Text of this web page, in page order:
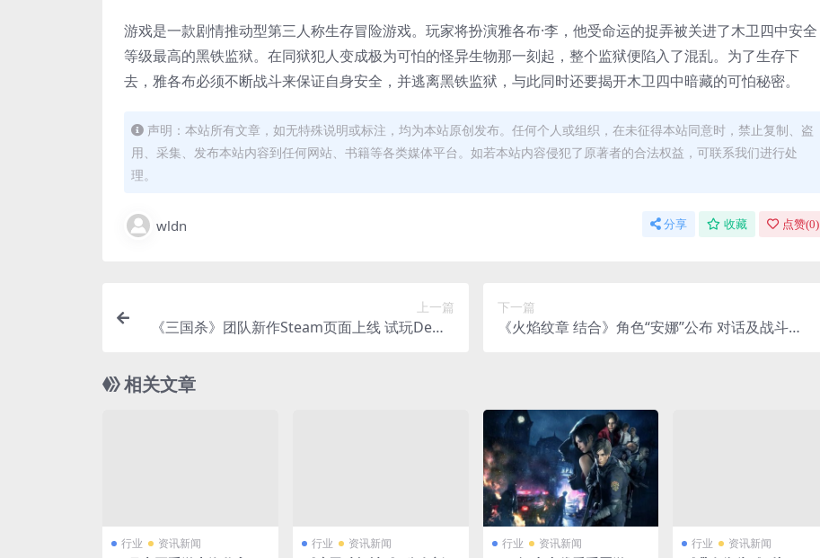
游戏是一款剧情推动型第三人称生存冒险游戏。玩家将扮演雅各布·李，他受命运的捉弄被关进了木卫四中安全
等级最高的黑铁监狱。在同狱犯人变成极为可怕的怪异生物那一刻起，整个监狱便陷入了混乱。为了生存下
去，雅各布必须不断战斗来保证自身安全，并逃离黑铁监狱，与此同时还要揭开木卫四中暗藏的可怕秘密。
声明：本站所有文章，如无特殊说明或标注，均为本站原创发布。任何个人或组织，在未征得本站同意时，禁止复制、盗
用、采集、发布本站内容到任何网站、书籍等各类媒体平台。如若本站内容侵犯了原著者的合法权益，可联系我们进行处
理。
wldn 分享 收藏 点赞(0)
上一篇
《三国杀》团队新作Steam页面上线 试玩Demo
下一篇
《火焰纹章 结合》角色“安娜”公布 对话及战斗演
相关文章
行业 资讯新闻 行业 资讯新闻 行业 资讯新闻 行业 资讯新闻